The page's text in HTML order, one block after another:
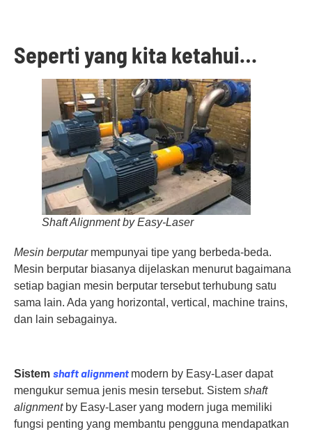
Seperti yang kita ketahui…
Shaft Alignment by Easy-Laser
Mesin berputarmempunyai tipe yang berbeda-beda.
Mesin berputar biasanya dijelaskan menurut bagaimana
setiap bagian mesin berputar tersebut terhubung satu
sama lain. Ada yang horizontal, vertical, machine trains,
dan lain sebagainya.
Sistem shaftalignment modern by Easy-Laser dapat
mengukur semua jenis mesin tersebut. Sistem shaft
alignmentby Easy-Laser yang modern juga memiliki
fungsi penting yang membantu pengguna mendapatkan